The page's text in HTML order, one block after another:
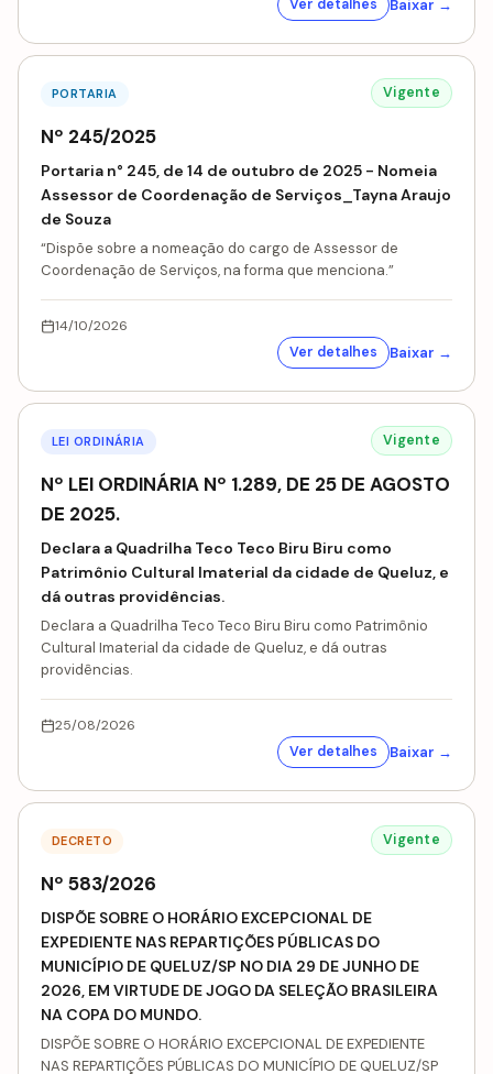
Ver detalhes
Baixar →
PORTARIA Vigente
Nº 245/2025
Portaria n° 245, de 14 de outubro de 2025 - Nomeia
Assessor de Coordenação de Serviços_Tayna Araujo
de Souza
“Dispõe sobre a nomeação do cargo de Assessor de
Coordenação de Serviços, na forma que menciona.”
14/10/2026
Ver detalhes
Baixar →
LEI ORDINÁRIA Vigente
Nº LEI ORDINÁRIA Nº 1.289, DE 25 DE AGOSTO
DE 2025.
Declara a Quadrilha Teco Teco Biru Biru como
Patrimônio Cultural Imaterial da cidade de Queluz, e
dá outras providências.
Declara a Quadrilha Teco Teco Biru Biru como Patrimônio
Cultural Imaterial da cidade de Queluz, e dá outras
providências.
25/08/2026
Ver detalhes
Baixar →
DECRETO Vigente
Nº 583/2026
DISPÕE SOBRE O HORÁRIO EXCEPCIONAL DE
EXPEDIENTE NAS REPARTIÇÕES PÚBLICAS DO
MUNICÍPIO DE QUELUZ/SP NO DIA 29 DE JUNHO DE
2026, EM VIRTUDE DE JOGO DA SELEÇÃO BRASILEIRA
NA COPA DO MUNDO.
DISPÕE SOBRE O HORÁRIO EXCEPCIONAL DE EXPEDIENTE
NAS REPARTIÇÕES PÚBLICAS DO MUNICÍPIO DE QUELUZ/SP